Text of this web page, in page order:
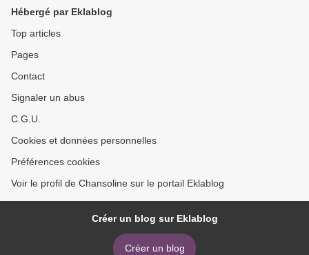
Hébergé par Eklablog
Top articles
Pages
Contact
Signaler un abus
C.G.U.
Cookies et données personnelles
Préférences cookies
Voir le profil de Chansoline sur le portail Eklablog
Créer un blog sur Eklablog
Créer un blog